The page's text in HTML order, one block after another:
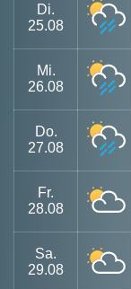
Di.
25.08
Mi.
26.08
Do.
27.08
Fr.
28.08
Sa.
29.08